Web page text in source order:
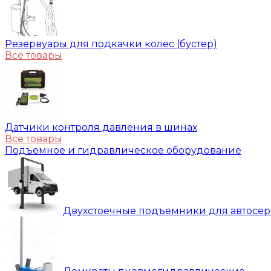
Резервуары для подкачки колес (бустер)
Все товары
Датчики контроля давления в шинах
Все товары
Подъемное и гидравлическое оборудование
Двухстоечные подъемники для